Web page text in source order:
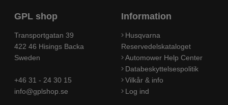
GPL shop
Transportgatan 39
422 46 Hisings Backa
Sweden
+46 31 - 24 30 15
info@gplshop.se
Information
Husqvarna
Reservedelskataloget
Automower Help Center
Databeskyttelsespolitik
Vilkår & info
Log ind